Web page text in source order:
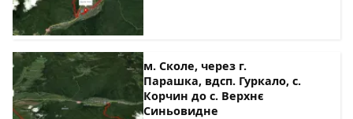
м. Сколе, через г.
Парашка, вдсп. Гуркало, с.
Корчин до с. Верхнє
Синьовидне